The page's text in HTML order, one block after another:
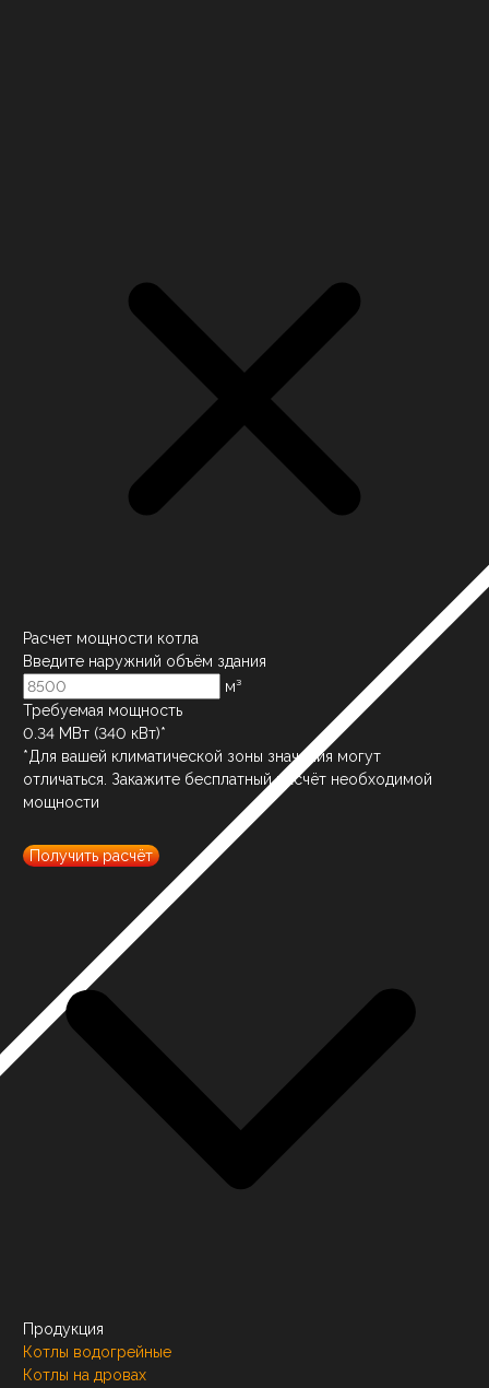
Расчет мощности котла
Введите наружний объём здания
м³
Требуемая мощность
0.34 МВт (340 кВт)*
*Для вашей климатической зоны значения могут
отличаться. Закажите бесплатный расчёт необходимой
мощности
Получить расчёт
Продукция
Котлы водогрейные
Котлы на дровах